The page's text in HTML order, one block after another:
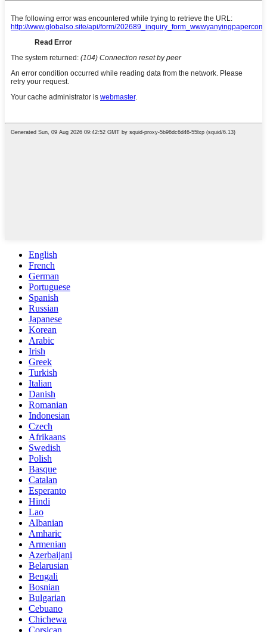
English
French
German
Portuguese
Spanish
Russian
Japanese
Korean
Arabic
Irish
Greek
Turkish
Italian
Danish
Romanian
Indonesian
Czech
Afrikaans
Swedish
Polish
Basque
Catalan
Esperanto
Hindi
Lao
Albanian
Amharic
Armenian
Azerbaijani
Belarusian
Bengali
Bosnian
Bulgarian
Cebuano
Chichewa